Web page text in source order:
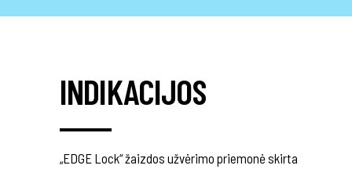
INDIKACIJOS
„EDGE Lock“ žaizdos užvėrimo priemonė skirta